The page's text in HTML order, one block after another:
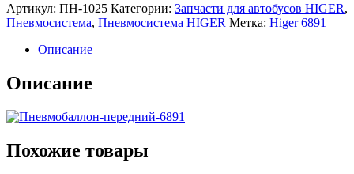
Артикул: ПН-1025 Категории: Запчасти для автобусов HIGER,
Пневмосистема, Пневмосистема HIGER Метка: Higer 6891
Описание
Описание
Похожие товары